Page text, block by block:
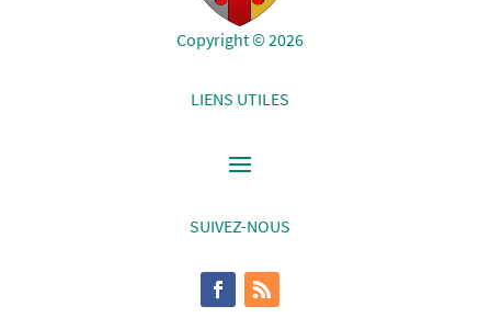
Copyright © 2026
LIENS UTILES
SUIVEZ-NOUS